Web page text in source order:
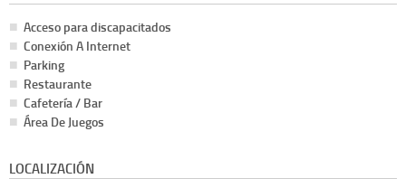
Acceso para discapacitados
Conexión A Internet
Parking
Restaurante
Cafetería / Bar
Área De Juegos
LOCALIZACIÓN